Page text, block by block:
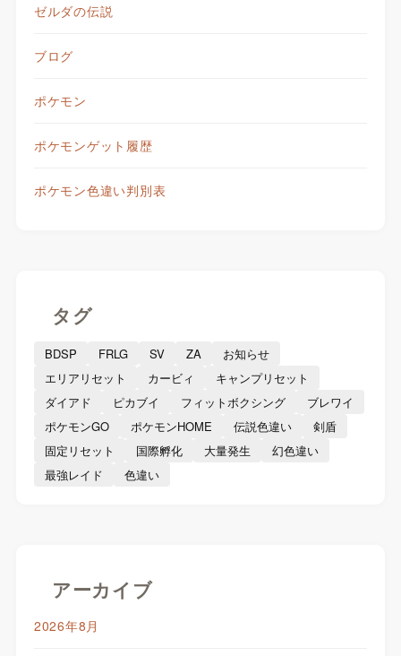
ゼルダの伝説
ブログ
ポケモン
ポケモンゲット履歴
ポケモン色違い判別表
タグ
BDSP FRLG SV ZA
お知らせ
エリアリセット
カービィ
キャンプリセット
ダイアド
ピカブイ フィットボクシング
ブレワイ
ポケモンGO
ポケモンHOME 伝説色違い
剣盾
固定リセット
国際孵化 大量発生
幻色違い
最強レイド
色違い
アーカイブ
2026年8月